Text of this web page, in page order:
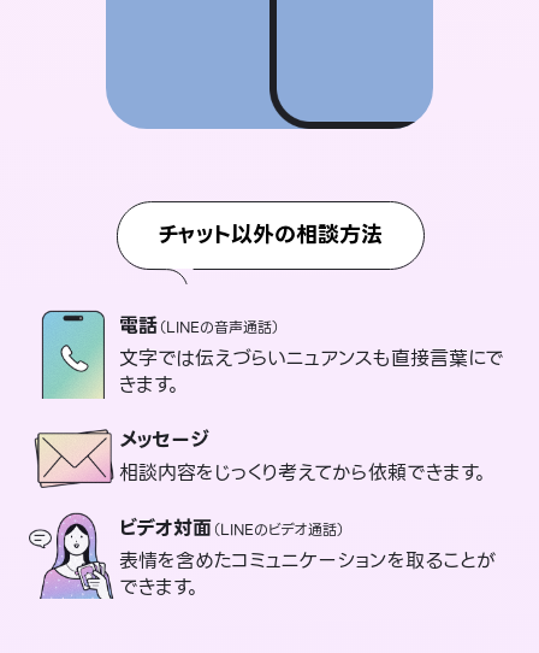
チャット以外の相談方法
電話（LINEの音声通話）
文字では伝えづらいニュアンスも直接言葉にで
きます。
メッセージ
相談内容をじっくり考えてから依頼できます。
ビデオ対面（LINEのビデオ通話）
表情を含めたコミュニケーションを取ることが
できます。